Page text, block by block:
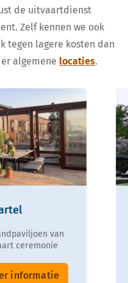
de uitvaartdienst
Zelf kennen we ook
tegen lagere kosten dan
algemene locaties.
van
ceremonie
informatie